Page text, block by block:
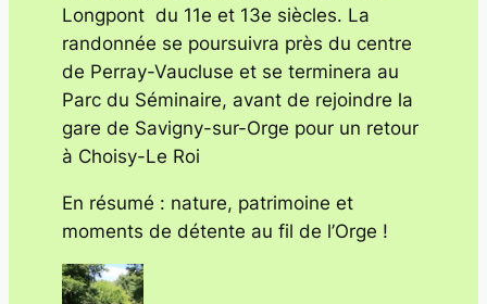
Longpont du 11e et 13e siècles. La
randonnée se poursuivra près du centre
de Perray-Vaucluse et se terminera au
Parc du Séminaire, avant de rejoindre la
gare de Savigny-sur-Orge pour un retour
à Choisy-Le Roi
En résumé : nature, patrimoine et
moments de détente au fil de l’Orge !